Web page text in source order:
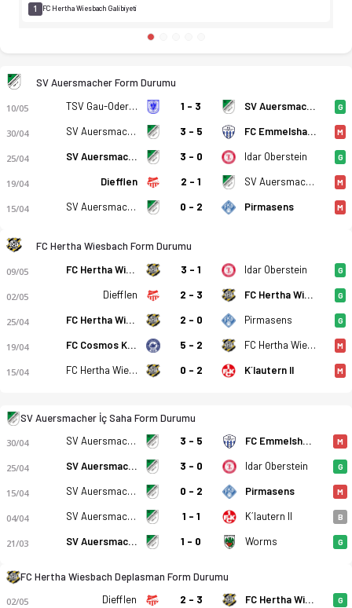
SV Auersmacher - FC Hertha Wiesbach 1-3 bitti. Gol
1 FC Hertha Wiesbach Galibiyeti
SV Auersmacher Form Durumu
10/05 TSV Gau-Odernheim 1 - 3 SV Auersmacher G
30/04 SV Auersmacher 3 - 5 FC Emmelshausen-Karbach M
25/04 SV Auersmacher 3 - 0 Idar Oberstein G
19/04 Diefflen 2 - 1 SV Auersmacher M
15/04 SV Auersmacher 0 - 2 Pirmasens M
FC Hertha Wiesbach Form Durumu
09/05 FC Hertha Wiesbach 3 - 1 Idar Oberstein G
02/05 Diefflen 2 - 3 FC Hertha Wiesbach G
25/04 FC Hertha Wiesbach 2 - 0 Pirmasens G
19/04 FC Cosmos Koblenz 5 - 2 FC Hertha Wiesbach M
15/04 FC Hertha Wiesbach 0 - 2 K´lautern II M
SV Auersmacher İç Saha Form Durumu
30/04 SV Auersmacher 3 - 5 FC Emmelshausen-Karbach M
25/04 SV Auersmacher 3 - 0 Idar Oberstein G
15/04 SV Auersmacher 0 - 2 Pirmasens M
04/04 SV Auersmacher 1 - 1 K´lautern II B
21/03 SV Auersmacher 1 - 0 Worms G
FC Hertha Wiesbach Deplasman Form Durumu
02/05 Diefflen 2 - 3 FC Hertha Wiesbach G